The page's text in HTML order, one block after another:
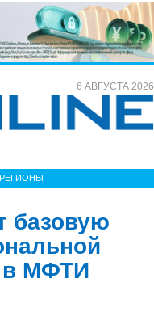
6 АВГУСТА 2026
РЕГИОНЫ
базовую
в МФТИ